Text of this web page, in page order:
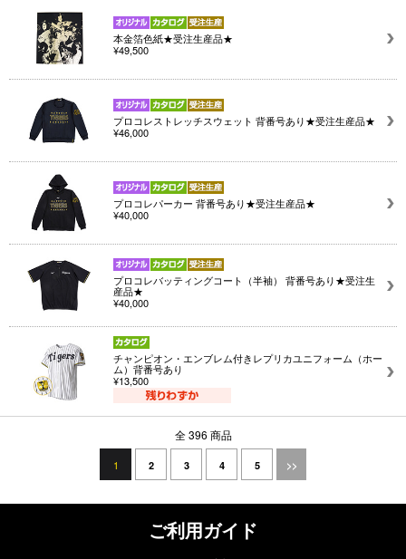
本金箔色紙★受注生産品★
¥49,500
プロコレストレッチスウェット 背番号あり★受注生産品★
¥46,000
プロコレパーカー 背番号あり★受注生産品★
¥40,000
プロコレバッティングコート（半袖） 背番号あり★受注生
産品★
¥40,000
チャンピオン・エンブレム付きレプリカユニフォーム（ホー
ム）背番号あり
¥13,500
全 396 商品
1 2 3 4 5 >>
ご利用ガイド